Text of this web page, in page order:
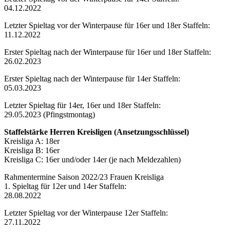
04.12.2022
Letzter Spieltag vor der Winterpause für 16er und 18er Staffeln:
11.12.2022
Erster Spieltag nach der Winterpause für 16er und 18er Staffeln:
26.02.2023
Erster Spieltag nach der Winterpause für 14er Staffeln:
05.03.2023
Letzter Spieltag für 14er, 16er und 18er Staffeln:
29.05.2023 (Pfingstmontag)
Staffelstärke Herren Kreisligen (Ansetzungsschlüssel)
Kreisliga A: 18er
Kreisliga B: 16er
Kreisliga C: 16er und/oder 14er (je nach Meldezahlen)
Rahmentermine Saison 2022/23 Frauen Kreisliga
1. Spieltag für 12er und 14er Staffeln:
28.08.2022
Letzter Spieltag vor der Winterpause 12er Staffeln:
27.11.2022